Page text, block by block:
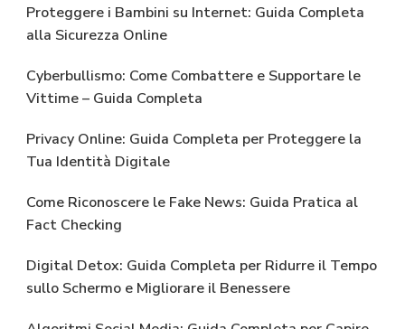
Proteggere i Bambini su Internet: Guida Completa
alla Sicurezza Online
Cyberbullismo: Come Combattere e Supportare le
Vittime – Guida Completa
Privacy Online: Guida Completa per Proteggere la
Tua Identità Digitale
Come Riconoscere le Fake News: Guida Pratica al
Fact Checking
Digital Detox: Guida Completa per Ridurre il Tempo
sullo Schermo e Migliorare il Benessere